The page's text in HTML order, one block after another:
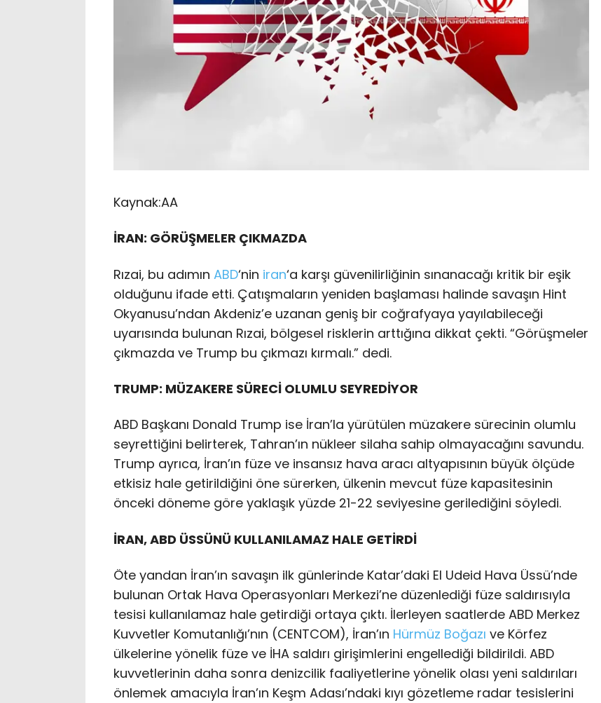
Kaynak:AA
İRAN: GÖRÜŞMELER ÇIKMAZDA
Rızai, bu adımın ABD‘nin iran‘a karşı güvenilirliğinin sınanacağı kritik bir eşik
olduğunu ifade etti. Çatışmaların yeniden başlaması halinde savaşın Hint
Okyanusu’ndan Akdeniz’e uzanan geniş bir coğrafyaya yayılabileceği
uyarısında bulunan Rızai, bölgesel risklerin arttığına dikkat çekti. “Görüşmeler
çıkmazda ve Trump bu çıkmazı kırmalı.” dedi.
TRUMP: MÜZAKERE SÜRECİ OLUMLU SEYREDİYOR
ABD Başkanı Donald Trump ise İran’la yürütülen müzakere sürecinin olumlu
seyrettiğini belirterek, Tahran’ın nükleer silaha sahip olmayacağını savundu.
Trump ayrıca, İran’ın füze ve insansız hava aracı altyapısının büyük ölçüde
etkisiz hale getirildiğini öne sürerken, ülkenin mevcut füze kapasitesinin
önceki döneme göre yaklaşık yüzde 21-22 seviyesine gerilediğini söyledi.
İRAN, ABD ÜSSÜNÜ KULLANILAMAZ HALE GETİRDİ
Öte yandan İran’ın savaşın ilk günlerinde Katar’daki El Udeid Hava Üssü’nde
bulunan Ortak Hava Operasyonları Merkezi’ne düzenlediği füze saldırısıyla
tesisi kullanılamaz hale getirdiği ortaya çıktı. İlerleyen saatlerde ABD Merkez
Kuvvetler Komutanlığı’nın (CENTCOM), İran’ın Hürmüz Boğazı ve Körfez
ülkelerine yönelik füze ve İHA saldırı girişimlerini engellediği bildirildi. ABD
kuvvetlerinin daha sonra denizcilik faaliyetlerine yönelik olası yeni saldırıları
önlemek amacıyla İran’ın Keşm Adası’ndaki kıyı gözetleme radar tesislerini